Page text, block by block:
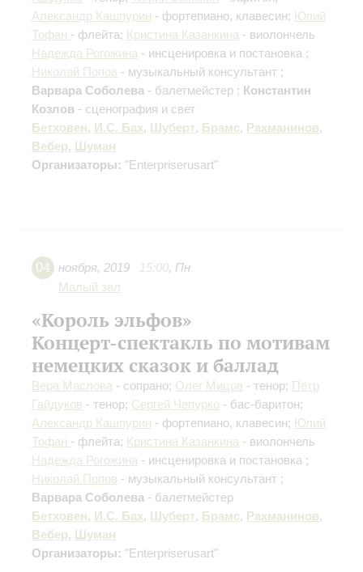
Александр Кашпурин - фортепиано, клавесин; Юлий
Тофан - флейта; Кристина Казанкина - виолончель
Надежда Рогожина - инсценировка и постановка ;
Николай Попов - музыкальный консультант ;
Варвара Соболева - балетмейстер ; Константин
Козлов - сценография и свет
Бетховен, И.С. Бах, Шуберт, Брамс, Рахманинов,
Вебер, Шуман
Организаторы: "Enterpriserusart"
04 ноября, 2019 15:00, Пн
Малый зал
«Король эльфов»
Концерт-спектакль по мотивам
немецких сказок и баллад
Вера Маслова - сопрано; Олег Мицов - тенор; Пётр
Гайдуков - тенор; Сергей Чепурко - бас-баритон;
Александр Кашпурин - фортепиано, клавесин; Юлий
Тофан - флейта; Кристина Казанкина - виолончель
Надежда Рогожина - инсценировка и постановка ;
Николай Попов - музыкальный консультант ;
Варвара Соболева - балетмейстер
Бетховен, И.С. Бах, Шуберт, Брамс, Рахманинов,
Вебер, Шуман
Организаторы: "Enterpriserusart"